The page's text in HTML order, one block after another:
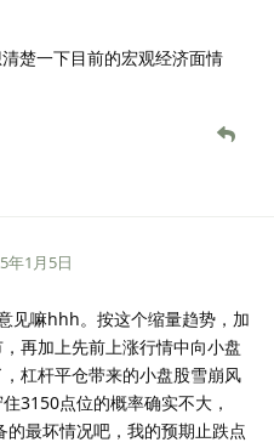
楚一下目前的宏观经济面情
年1月5日
见嘛hhh。按这个缩量趋势，加
再加上先前上涨行情中向小盘
杠杆平仓带来的小盘股雪崩风
3150点位的概率确实不大，
最坏情况吧，我的预期止跌点